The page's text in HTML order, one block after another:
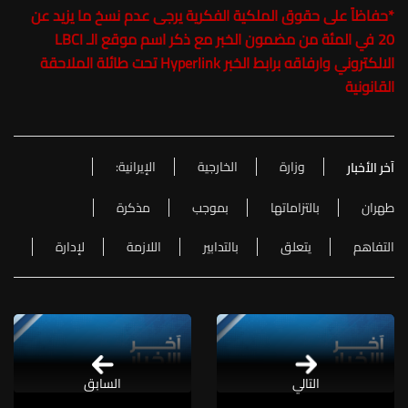
*حفاظاً على حقوق الملكية الفكرية يرجى عدم نسخ ما يزيد عن
20 في المئة من مضمون الخبر مع ذكر اسم موقع الـ LBCI
الالكتروني وارفاقه برابط الخبر Hyperlink تحت طائلة الملاحقة
القانونية
آخر الأخبار وزارة الخارجية
الإيرانية:
طهران
بالتزاماتها بموجب
مذكرة
التفاهم
يتعلق بالتدابير اللازمة لإدارة
التالي السابق